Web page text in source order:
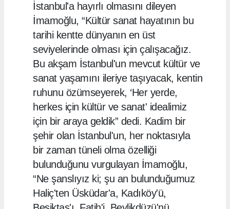
İstanbul'a hayırlı olmasını dileyen
İmamoğlu, “Kültür sanat hayatının bu
tarihi kentte dünyanın en üst
seviyelerinde olması için çalışacağız.
Bu akşam İstanbul'un mevcut kültür ve
sanat yaşamını ileriye taşıyacak, kentin
ruhunu özümseyerek, ‘Her yerde,
herkes için kültür ve sanat' idealimiz
için bir araya geldik” dedi. Kadim bir
şehir olan İstanbul'un, her noktasıyla
bir zaman tüneli olma özelliği
bulunduğunu vurgulayan İmamoğlu,
“Ne şanslıyız ki; şu an bulunduğumuz
Haliç'ten Üsküdar'a, Kadıköy'ü,